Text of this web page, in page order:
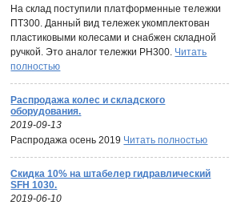
На склад поступили платформенные тележки
ПТ300. Данный вид тележек укомплектован
пластиковыми колесами и снабжен складной
ручкой. Это аналог тележки PH300. Читать
полностью
Распродажа колес и складского
оборудования.
2019-09-13
Распродажа осень 2019 Читать полностью
Скидка 10% на штабелер гидравлический
SFH 1030.
2019-06-10